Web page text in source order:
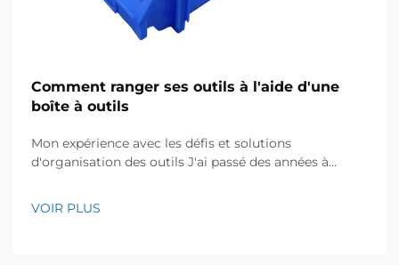
Comment ranger ses outils à l'aide d'une
boîte à outils
Mon expérience avec les défis et solutions
d'organisation des outils J'ai passé des années à
l'impact négatif du désordre causé par les outils mal
VOIR PLUS